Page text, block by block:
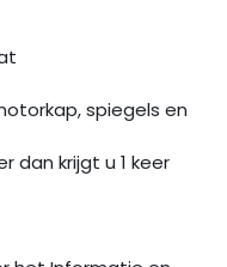
spiegels en
dan krijgt u 1 keer